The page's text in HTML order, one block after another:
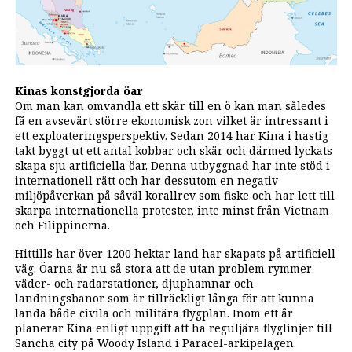
Kinas konstgjorda öar
Om man kan omvandla ett skär till en ö kan man således
få en avsevärt större ekonomisk zon vilket är intressant i
ett exploateringsperspektiv. Sedan 2014 har Kina i hastig
takt byggt ut ett antal kobbar och skär och därmed lyckats
skapa sju artificiella öar. Denna utbyggnad har inte stöd i
internationell rätt och har dessutom en negativ
miljöpåverkan på såväl korallrev som fiske och har lett till
skarpa internationella protester, inte minst från Vietnam
och Filippinerna.
Hittills har över 1200 hektar land har skapats på artificiell
väg. Öarna är nu så stora att de utan problem rymmer
väder- och radarstationer, djuphamnar och
landningsbanor som är tillräckligt långa för att kunna
landa både civila och militära flygplan. Inom ett år
planerar Kina enligt uppgift att ha reguljära flyglinjer till
Sancha city på Woody Island i Paracel-arkipelagen.